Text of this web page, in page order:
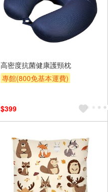
高密度抗菌健康護頸枕
專館(800免基本運費)
$399